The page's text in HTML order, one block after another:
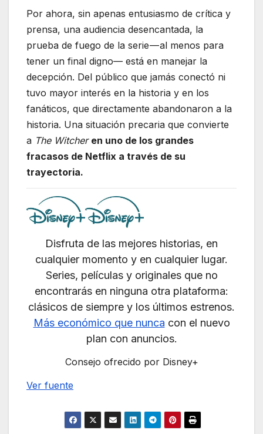
Por ahora, sin apenas entusiasmo de crítica y
prensa, una audiencia desencantada, la
prueba de fuego de la serie — al menos para
tener un final digno— está en manejar la
decepción. Del público que jamás conectó ni
tuvo mayor interés en la historia y en los
fanáticos, que directamente abandonaron a la
historia. Una situación precaria que convierte
a The Witcher en uno de los grandes
fracasos de Netflix a través de su
trayectoria.
Disfruta de las mejores historias, en
cualquier momento y en cualquier lugar.
Series, películas y originales que no
encontrarás en ninguna otra plataforma:
clásicos de siempre y los últimos estrenos.
Más económico que nunca con el nuevo
plan con anuncios.
Consejo ofrecido por Disney+
Ver fuente